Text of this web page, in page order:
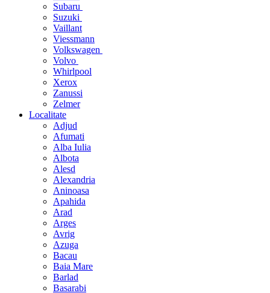
Subaru
Suzuki
Vaillant
Viessmann
Volkswagen
Volvo
Whirlpool
Xerox
Zanussi
Zelmer
Localitate
Adjud
Afumati
Alba Iulia
Albota
Alesd
Alexandria
Aninoasa
Apahida
Arad
Arges
Avrig
Azuga
Bacau
Baia Mare
Barlad
Basarabi